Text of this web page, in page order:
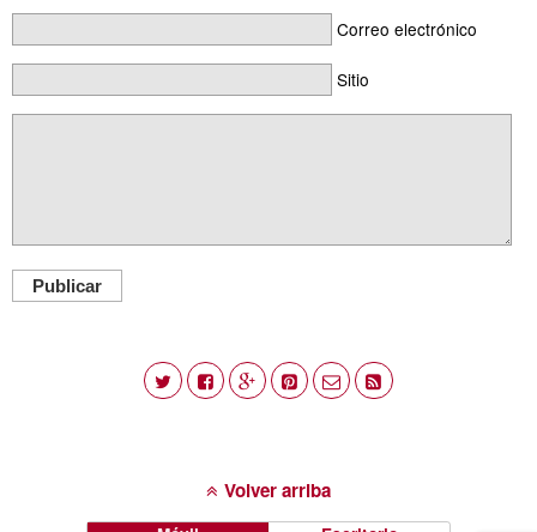
Correo electrónico
Sitio
Publicar
Volver arriba